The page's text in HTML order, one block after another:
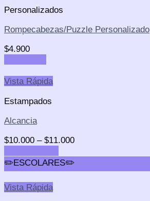
Personalizados
Rompecabezas/Puzzle Personalizado
$4.900
Vista Rápida
Estampados
Alcancia
$10.000 – $11.000
✏️ESCOLARES✏️
Vista Rápida